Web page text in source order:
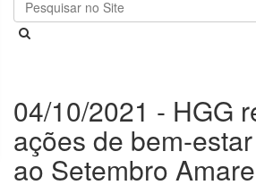
04/10/2021 - HGG
ações de bem-
ao Setembro